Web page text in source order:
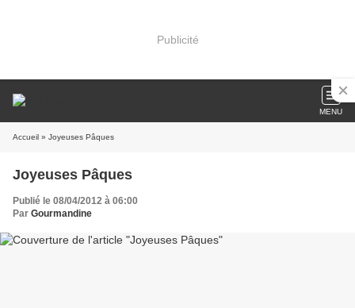
Publicité
MENU
Accueil » Joyeuses Pâques
Joyeuses Pâques
Publié le 08/04/2012 à 06:00
Par Gourmandine